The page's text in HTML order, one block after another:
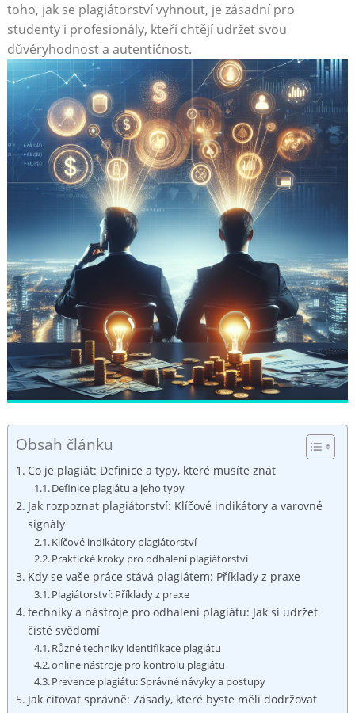
toho, jak se plagiátorství vyhnout, je zásadní pro
studenty i profesionály, kteří chtějí udržet svou
důvěryhodnost a autentičnost.
Obsah článku
Co je plagiát: Definice a typy, které musíte znát
Definice plagiátu a jeho typy
Jak rozpoznat plagiátorství: Klíčové indikátory a varovné
signály
Klíčové indikátory plagiátorství
Praktické kroky pro odhalení plagiátorství
Kdy se vaše práce stává plagiátem: Příklady z praxe
Plagiátorství: Příklady z praxe
techniky a nástroje pro odhalení plagiátu: Jak si udržet
čisté svědomí
Různé techniky identifikace plagiátu
online nástroje pro kontrolu plagiátu
Prevence plagiátu: Správné návyky a postupy
Jak citovat správně: Zásady, které byste měli dodržovat